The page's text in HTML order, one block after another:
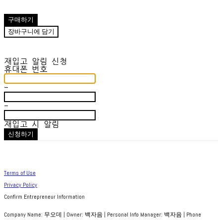
구매하기
장바구니에 담기
재입고 알림 신청
휴대폰 번호
-
-
재입고 시 알림
신청하기
Terms of Use
Privacy Policy
Confirm Entrepreneur Information
Company Name: 무오데 | Owner: 백자음 | Personal Info Manager: 백자음 | Phone